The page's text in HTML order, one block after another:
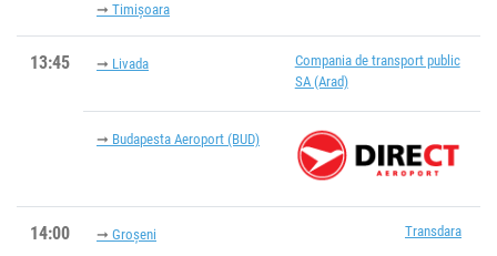
Timișoara
13:45
Compania de transport public
SA (Arad)
Livada
Budapesta Aeroport (BUD)
14:00 Transdara
Groșeni